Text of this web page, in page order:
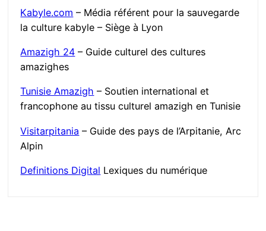
Kabyle.com – Média référent pour la sauvegarde
la culture kabyle – Siège à Lyon
Amazigh 24 – Guide culturel des cultures
amazighes
Tunisie Amazigh – Soutien international et
francophone au tissu culturel amazigh en Tunisie
Visitarpitania – Guide des pays de l’Arpitanie, Arc
Alpin
Definitions Digital Lexiques du numérique